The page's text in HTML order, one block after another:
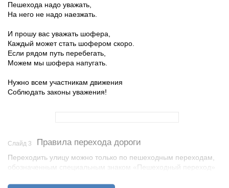
Пешехода надо уважать,
На него не надо наезжать.
И прошу вас уважать шофера,
Каждый может стать шофером скоро.
Если рядом путь перебегать,
Можем мы шофера напугать.
Нужно всем участникам движения
Соблюдать законы уважения!
Слайд 3 Правила перехода дороги
Переходить улицу можно только по пешеходным переходам,
обозначенным специальным знаком «Пешеходный переход»